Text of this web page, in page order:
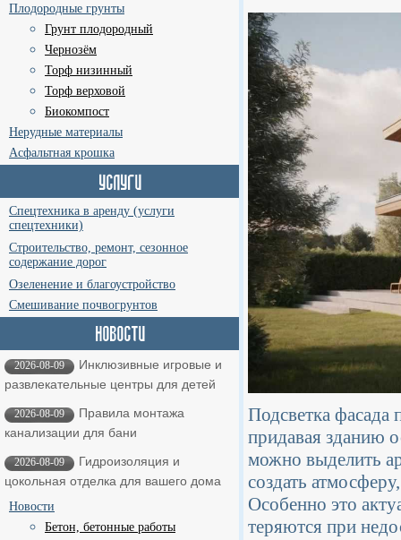
Плодородные грунты
Грунт плодородный
Чернозём
Торф низинный
Торф верховой
Биокомпост
Нерудные материалы
Асфальтная крошка
Спецтехника в аренду (услуги
спецтехники)
Строительство, ремонт, сезонное
содержание дорог
Озеленение и благоустройство
Смешивание почвогрунтов
2026-08-09
Инклюзивные игровые и
развлекательные центры для детей
2026-08-09
Правила монтажа
канализации для бани
2026-08-09
Гидроизоляция и
цокольная отделка для вашего дома
Новости
Бетон, бетонные работы
Подсветка фасада
придавая зданию
можно выделить
создать
Особенно это
теряются при